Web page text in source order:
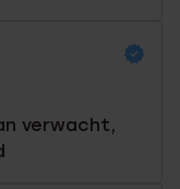
verwacht,